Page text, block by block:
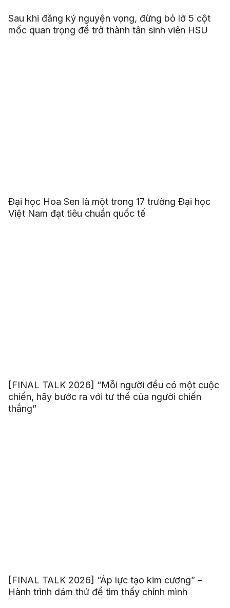
Sau khi đăng ký nguyện vọng, đừng bỏ lỡ 5 cột
mốc quan trọng để trở thành tân sinh viên HSU
Đại học Hoa Sen là một trong 17 trường Đại học
Việt Nam đạt tiêu chuẩn quốc tế
[FINAL TALK 2026] “Mỗi người đều có một cuộc
chiến, hãy bước ra với tư thế của người chiến
thắng”
[FINAL TALK 2026] “Áp lực tạo kim cương” –
Hành trình dám thử để tìm thấy chính mình